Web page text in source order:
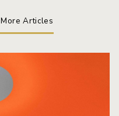
More Articles